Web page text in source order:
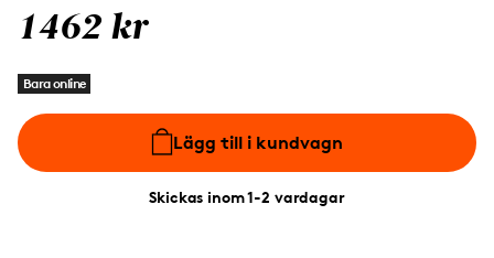
1462 kr
Bara online
Lägg till i kundvagn
Skickas inom 1-2 vardagar